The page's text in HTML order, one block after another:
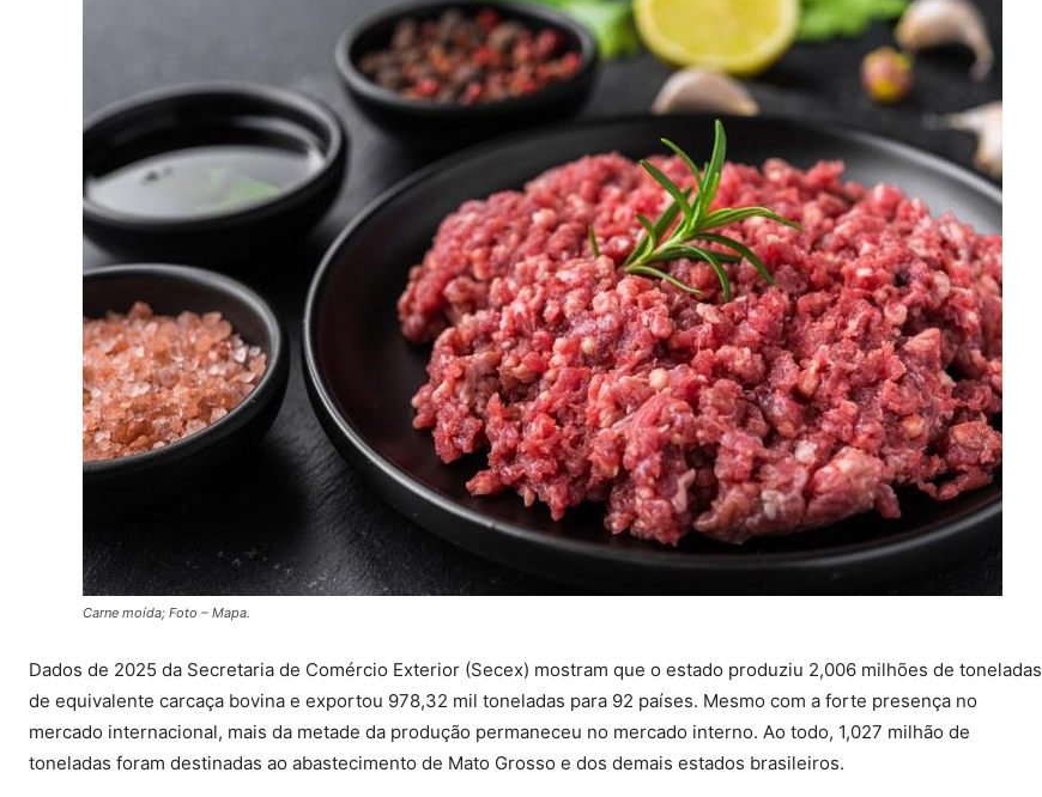
Carne moída; Foto – Mapa.
Dados de 2025 da Secretaria de Comércio Exterior (Secex) mostram que o estado produziu 2,006 milhões de toneladas
de equivalente carcaça bovina e exportou 978,32 mil toneladas para 92 países. Mesmo com a forte presença no
mercado internacional, mais da metade da produção permaneceu no mercado interno. Ao todo, 1,027 milhão de
toneladas foram destinadas ao abastecimento de Mato Grosso e dos demais estados brasileiros.